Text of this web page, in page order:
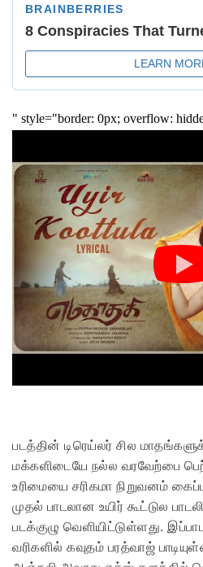
படத்தின் டிரெய்லர் சில
மக்களிடையே நல்ல வரவேற்பை
உரிமையை சரிகமா நிறுவனம்
முதல் பாடலான உயிர் கூட்டுல
படக்குழு வெளியிட்டுள்ளது.
வரிகளில் கவுதம் பரத்வாஜ்